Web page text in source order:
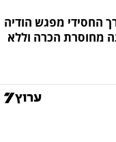
החסידי מפגש הודיה
מחוסרת הכרה וללא